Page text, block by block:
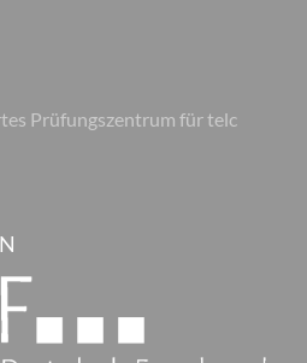
Prüfungszentrum für telc